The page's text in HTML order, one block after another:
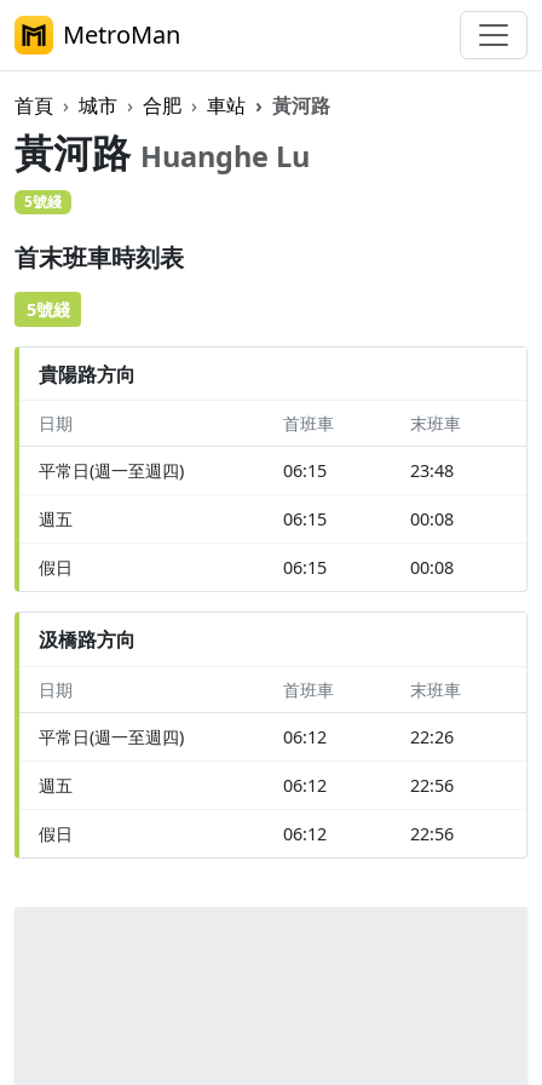
MetroMan
首頁 城市 合肥 車站 黃河路
黃河路 Huanghe Lu
5號綫
首末班車時刻表
5號綫
貴陽路方向
日期 首班車 末班車
平常日(週一至週四) 06:15 23:48
週五 06:15 00:08
假日 06:15 00:08
汲橋路方向
日期 首班車 末班車
平常日(週一至週四) 06:12 22:26
週五 06:12 22:56
假日 06:12 22:56